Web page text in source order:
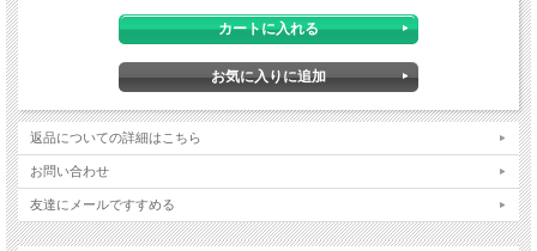
返品についての詳細はこちら
お問い合わせ
友達にメールですすめる